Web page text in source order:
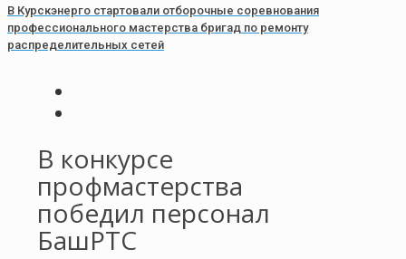
В Курскэнерго стартовали отборочные соревнования
профессионального мастерства бригад по ремонту
распределительных сетей
В конкурсе
профмастерства
победил персонал
БашРТС